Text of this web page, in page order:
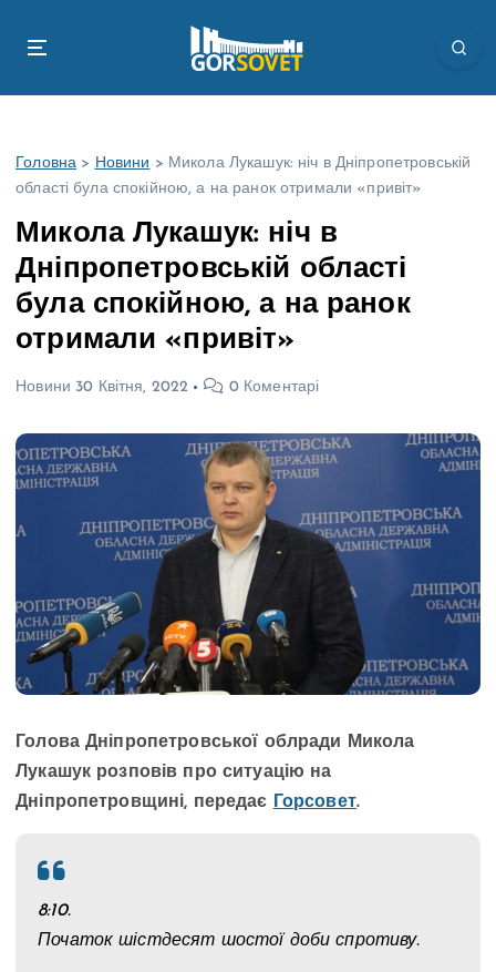
Головна > Новини > Микола Лукашук: ніч в Дніпропетровській
області була спокійною, а на ранок отримали «привіт»
Микола Лукашук: ніч в
Дніпропетровській області
була спокійною, а на ранок
отримали «привіт»
Новини 30 Квітня, 2022 0 Коментарі
Голова Дніпропетровської облради Микола
Лукашук розповів про ситуацію на
Дніпропетровщині, передає
Горсовет.
8:10.
Початок шістдесят шостої доби спротиву.